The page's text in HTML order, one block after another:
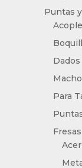
Puntas
Para
Fresas